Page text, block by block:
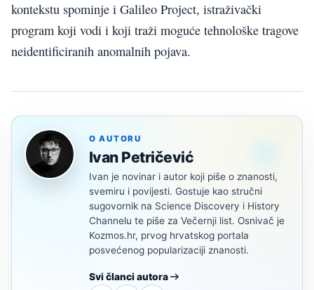
kontekstu spominje i Galileo Project, istraživački
program koji vodi i koji traži moguće tehnološke tragove
neidentificiranih anomalnih pojava.
O AUTORU
Ivan Petričević
Ivan je novinar i autor koji piše o znanosti,
svemiru i povijesti. Gostuje kao stručni
sugovornik na Science Discovery i History
Channelu te piše za Večernji list. Osnivač je
Kozmos.hr, prvog hrvatskog portala
posvećenog popularizaciji znanosti.
Svi članci autora